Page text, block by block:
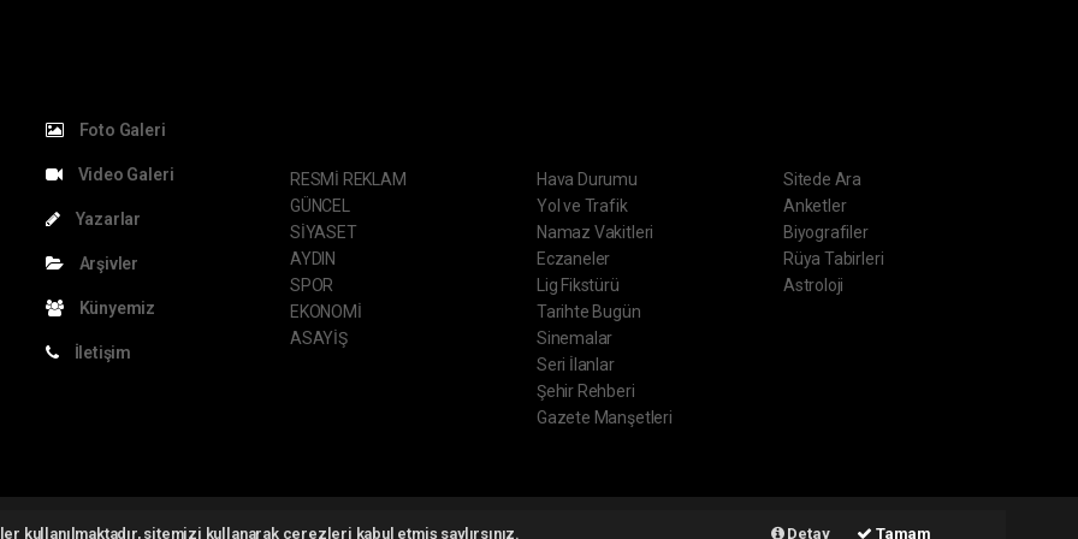
sitemizi kullanarak çerezleri kabul etmiş saylırsınız. Detay Tamam
Foto Galeri
Video Galeri
Yazarlar
Arşivler
Künyemiz
İletişim
RESMİ REKLAM
GÜNCEL
SİYASET
AYDIN
SPOR
EKONOMİ
ASAYİŞ
Hava Durumu
Yol ve Trafik
Namaz Vakitleri
Eczaneler
Lig Fikstürü
Tarihte Bugün
Sinemalar
Seri İlanlar
Şehir Rehberi
Gazete Manşetleri
Sitede Ara
Anketler
Biyografiler
Rüya Tabirleri
Astroloji
2026 ©haber yazılımıhaber paketi haber scriptihaber yazılımhaber script Haber Yazılımı: Web Aksiyon ®